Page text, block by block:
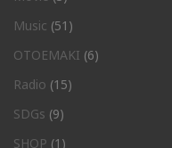
Music (51)
OTOEMAKI (6)
Radio (15)
SDGs (9)
SHOP (1)